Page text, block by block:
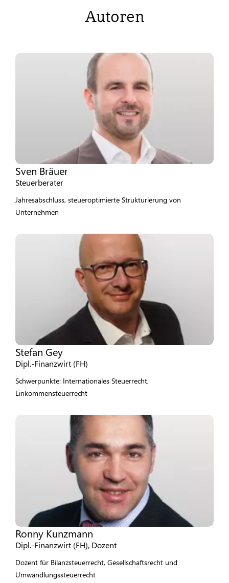
Autoren
Sven Bräuer
Steuerberater
Jahresabschluss, steueroptimierte Strukturierung von
Unternehmen
Stefan Gey
Dipl.-Finanzwirt (FH)
Schwerpunkte: Internationales Steuerrecht,
Einkommensteuerrecht
Ronny Kunzmann
Dipl.-Finanzwirt (FH), Dozent
Dozent für Bilanzsteuerrecht, Gesellschaftsrecht und
Umwandlungssteuerrecht